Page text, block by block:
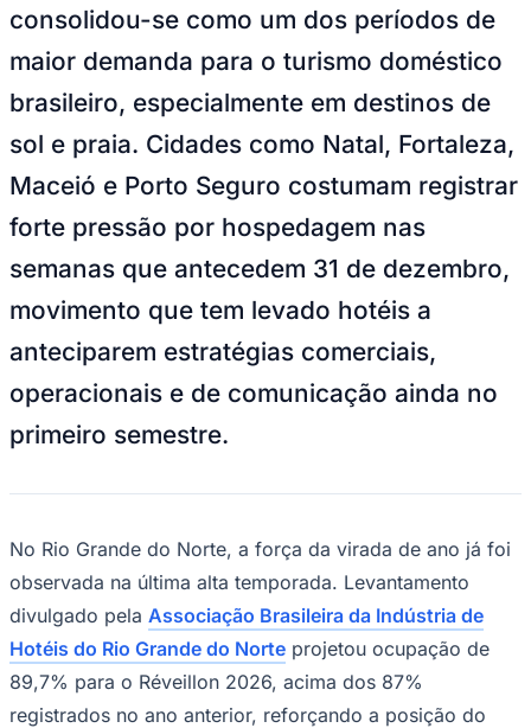
Sport
Esmeralda Praia Hotel
O réveillon no litoral nordestino
consolidou-se como um dos períodos de
maior demanda para o turismo doméstico
brasileiro, especialmente em destinos de
sol e praia. Cidades como Natal, Fortaleza,
Maceió e Porto Seguro costumam registrar